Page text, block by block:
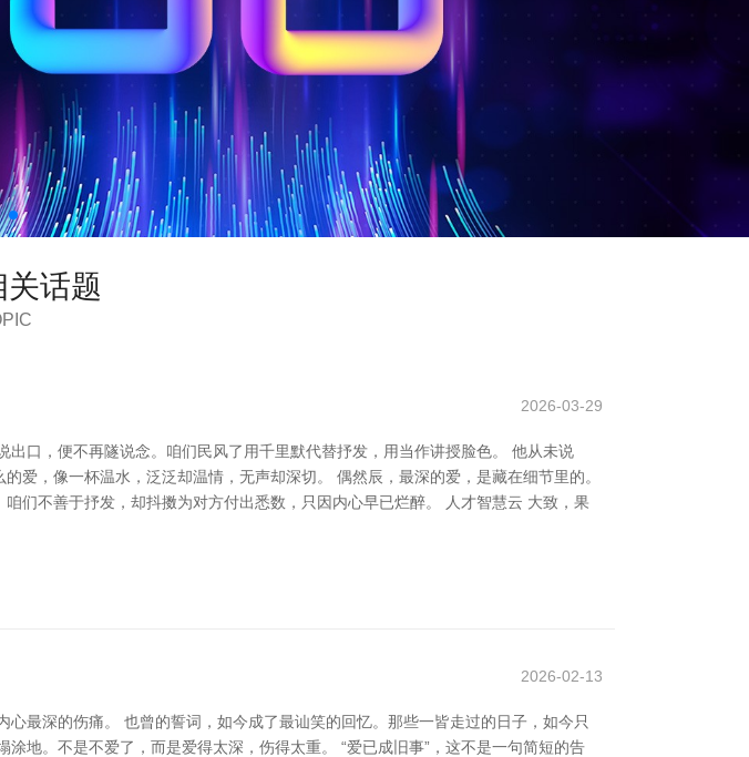
话题
2026-03-29
口，便不再隧说念。咱们民风了用千里默代替抒发，用当作讲授脸色。 他从未说
爱，像一杯温水，泛泛却温情，无声却深切。 偶然辰，最深的爱，是藏在细节里的。
们不善于抒发，却抖擞为对方付出悉数，只因内心早已烂醉。 人才智慧云 大致，果
2026-02-13
最深的伤痛。 也曾的誓词，如今成了最讪笑的回忆。那些一皆走过的日子，如今只
地。不是不爱了，而是爱得太深，伤得太重。 “爱已成旧事”，这不是一句简短的告